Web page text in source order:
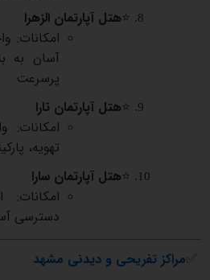
⭐هتل آپارتمان الزهرا
امکانات:
آسان به
پرسرعت
⭐هتل آپارتمان تارا
امکانات:
تهویه،
⭐هتل آپارتمان سارا
امکانات:
دسترسی
مراکز تفریحی و دیدنی مشهد